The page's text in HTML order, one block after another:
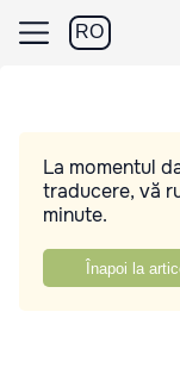
RO
La momentul
traducere, vă
minute.
Înapoi la